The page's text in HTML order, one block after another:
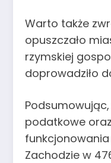
Warto także
opuszczało
rzymskiej
doprowadziło
podatkowe
Zachodzie w